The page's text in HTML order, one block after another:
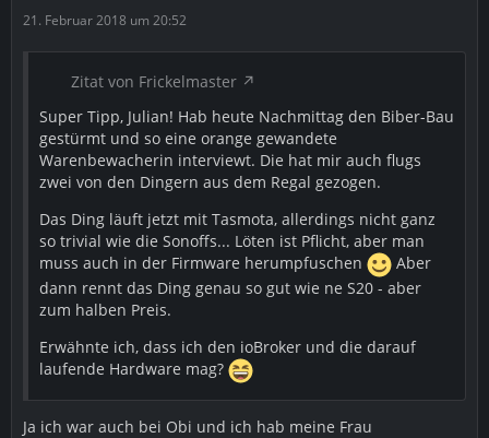
21. Februar 2018 um 20:52
Zitat von Frickelmaster
Super Tipp, Julian! Hab heute Nachmittag den Biber-Bau
gestürmt und so eine orange gewandete
Warenbewacherin interviewt. Die hat mir auch flugs
zwei von den Dingern aus dem Regal gezogen.
Das Ding läuft jetzt mit Tasmota, allerdings nicht ganz
so trivial wie die Sonoffs... Löten ist Pflicht, aber man
muss auch in der Firmware herumpfuschen
Aber
dann rennt das Ding genau so gut wie ne S20 - aber
zum halben Preis.
Erwähnte ich, dass ich den ioBroker und die darauf
laufende Hardware mag?
Ja ich war auch bei Obi und ich hab meine Frau